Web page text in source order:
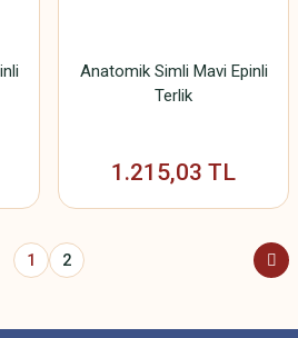
Anatomik Simli Mavi Epinli
Terlik
1.215,03 TL
1 2